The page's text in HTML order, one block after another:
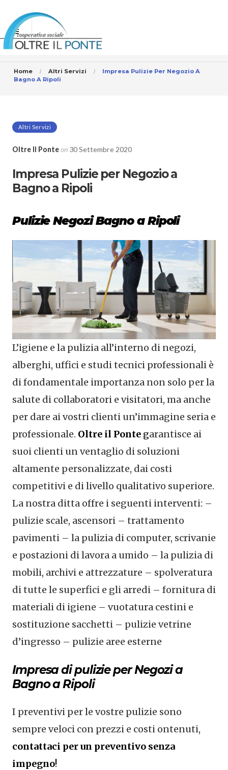
Home Altri Servizi
Impresa Pulizie Per Negozio A
Bagno A Ripoli
Altri Servizi
Oltre Il Ponteon 30 Settembre 2020
Impresa Pulizie per Negozio a
Bagno a Ripoli
Pulizie Negozi Bagno a Ripoli
L’igiene e la pulizia all’interno di negozi,
alberghi, uffici e studi tecnici professionali è
di fondamentale importanza non solo per la
salute di collaboratori e visitatori, ma anche
per dare ai vostri clienti un’immagine seria e
professionale. Oltre il Ponte garantisce ai
suoi clienti un ventaglio di soluzioni
altamente personalizzate, dai costi
competitivi e di livello qualitativo superiore.
La nostra ditta offre i seguenti interventi: –
pulizie scale, ascensori – trattamento
pavimenti – la pulizia di computer, scrivanie
e postazioni di lavora a umido – la pulizia di
mobili, archivi e attrezzature – spolveratura
di tutte le superfici e gli arredi – fornitura di
materiali di igiene – vuotatura cestini e
sostituzione sacchetti – pulizie vetrine
d’ingresso – pulizie aree esterne
Impresa di pulizie per Negozi a
Bagno a Ripoli
I preventivi per le vostre pulizie sono
sempre veloci con prezzi e costi ontenuti,
contattaci per un preventivo senza
impegno!